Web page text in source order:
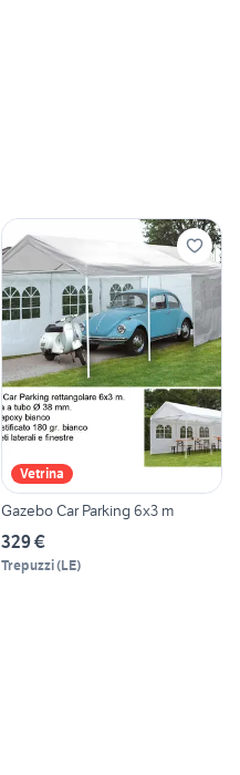
Vetrina
Gazebo Car Parking 6x3 m
329 €
Trepuzzi(LE)